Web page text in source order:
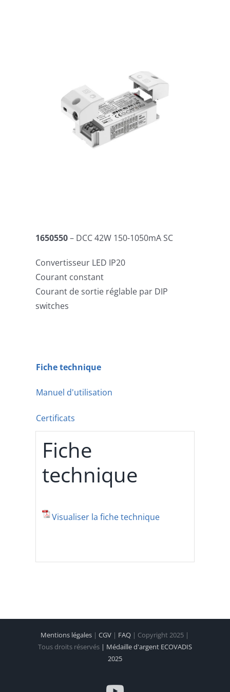
1650550– DCC 42W 150-1050mA SC
Convertisseur LED IP20
Courant constant
Courant de sortie réglable par DIP
switches
Fiche technique
Manuel d'utilisation
Certificats
Fiche
technique
Visualiser la fiche technique
Mentions légales |CGV | FAQ | Copyright 2025 |
Tous droits réservés | Médaille d'argent ECOVADIS
2025